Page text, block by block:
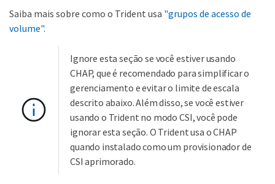
Saiba mais sobre como o Trident usa "grupos de acesso de
volume".
Ignore esta seção se você estiver usando
CHAP, que é recomendado para simplificar o
gerenciamento e evitar o limite de escala
descrito abaixo. Além disso, se você estiver
usando o Trident no modo CSI, você pode
ignorar esta seção. O Trident usa o CHAP
quando instalado como um provisionador de
CSI aprimorado.